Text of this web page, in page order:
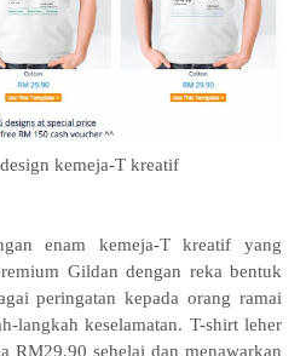
kemeja-T kreatif
enam kemeja-T kreatif yang
Gildan dengan reka bentuk
peringatan kepada orang ramai
langkah keselamatan. T-shirt leher
RM29.90 sehelai dan menawarkan